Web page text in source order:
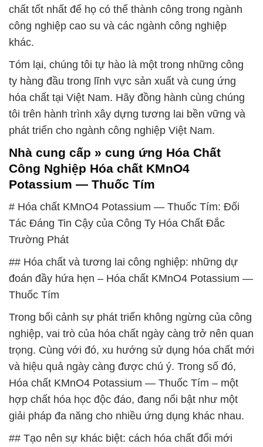
chất tốt nhất để họ có thể thành công trong ngành
công nghiệp cao su và các ngành công nghiệp
khác.
Tóm lại, chúng tôi tự hào là một trong những công
ty hàng đầu trong lĩnh vực sản xuất và cung ứng
hóa chất tại Việt Nam. Hãy đồng hành cùng chúng
tôi trên hành trình xây dựng tương lai bền vững và
phát triển cho ngành công nghiệp Việt Nam.
Nhà cung cấp » cung ứng Hóa Chất
Công Nghiệp Hóa chất KMnO4
Potassium — Thuốc Tím
# Hóa chất KMnO4 Potassium — Thuốc Tím: Đối
Tác Đáng Tin Cậy của Công Ty Hóa Chất Đắc
Trường Phát
## Hóa chất và tương lai công nghiệp: những dự
đoán đầy hứa hẹn – Hóa chất KMnO4 Potassium —
Thuốc Tím
Trong bối cảnh sự phát triển không ngừng của công
nghiệp, vai trò của hóa chất ngày càng trở nên quan
trọng. Cùng với đó, xu hướng sử dụng hóa chất mới
và hiệu quả ngày càng được chú ý. Trong số đó,
Hóa chất KMnO4 Potassium — Thuốc Tím – một
hợp chất hóa học độc đáo, đang nổi bật như một
giải pháp đa năng cho nhiều ứng dụng khác nhau.
## Tạo nên sự khác biệt: cách hóa chất đổi mới